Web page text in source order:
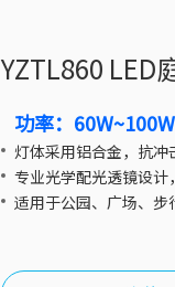
YZTL860 LED
功率：60W~100W
灯体采用铝合金，抗冲
专业光学配光透镜设计
适用于公园、广场、步